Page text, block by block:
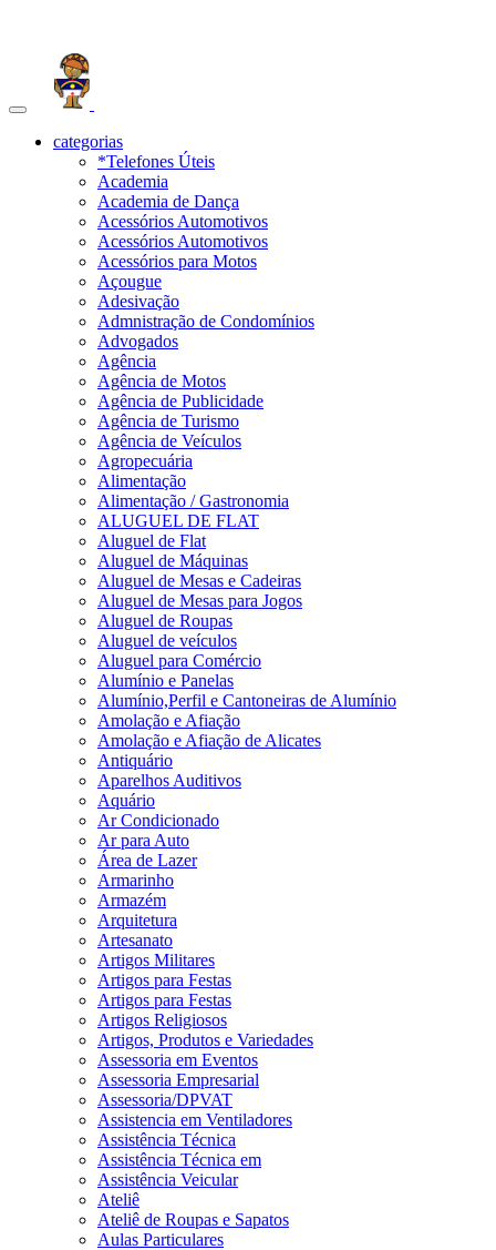
Toggle
navigationcategorias
*Telefones Úteis
Academia
Academia de Dança
Acessórios Automotivos
Acessórios Automotivos
Acessórios para Motos
Açougue
Adesivação
Admnistração de Condomínios
Advogados
Agência
Agência de Motos
Agência de Publicidade
Agência de Turismo
Agência de Veículos
Agropecuária
Alimentação
Alimentação / Gastronomia
ALUGUEL DE FLAT
Aluguel de Flat
Aluguel de Máquinas
Aluguel de Mesas e Cadeiras
Aluguel de Mesas para Jogos
Aluguel de Roupas
Aluguel de veículos
Aluguel para Comércio
Alumínio e Panelas
Alumínio,Perfil e Cantoneiras de Alumínio
Amolação e Afiação
Amolação e Afiação de Alicates
Antiquário
Aparelhos Auditivos
Aquário
Ar Condicionado
Ar para Auto
Área de Lazer
Armarinho
Armazém
Arquitetura
Artesanato
Artigos Militares
Artigos para Festas
Artigos para Festas
Artigos Religiosos
Artigos, Produtos e Variedades
Assessoria em Eventos
Assessoria Empresarial
Assessoria/DPVAT
Assistencia em Ventiladores
Assistência Técnica
Assistência Técnica em
Assistência Veicular
Ateliê
Ateliê de Roupas e Sapatos
Aulas Particulares